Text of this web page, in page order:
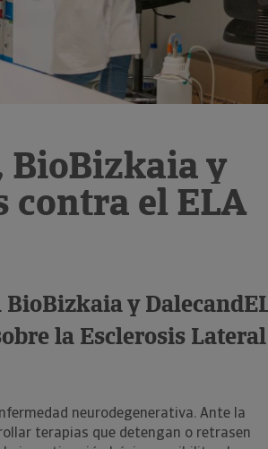
BioBizkaia y
contra el ELA
y
la Esclerosis Lateral
neurodegenerativa. Ante la
terapias que detengan o retrasen